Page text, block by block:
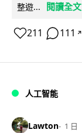
整遊...
閱讀全文
211 111 ↗
人工智能
Lawton 1 日